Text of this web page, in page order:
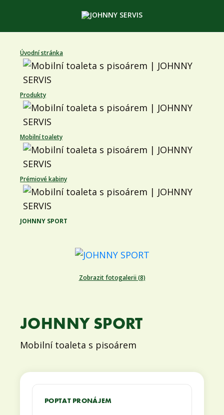
Úvodní stránka
Produkty
Mobilní toalety
Prémiové kabiny
JOHNNY SPORT
Zobrazit fotogalerii (8)
JOHNNY SPORT
Mobilní toaleta s pisoárem
POPTAT PRONÁJEM